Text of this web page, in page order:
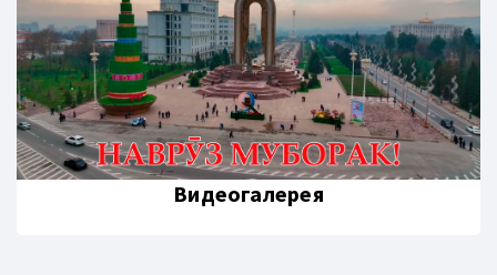
Видеогалерея